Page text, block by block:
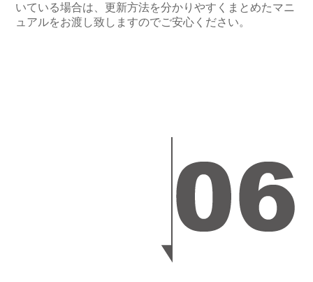
いている場合は、更新方法を分かりやすくまとめたマニ
ュアルをお渡し致しますのでご安心ください。